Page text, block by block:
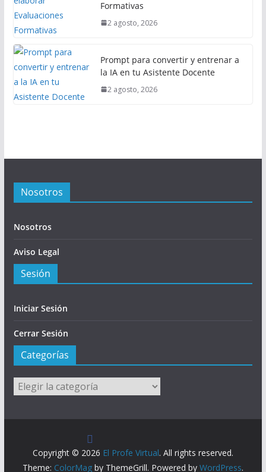
Formativas
2 agosto, 2026
Prompt para convertir y entrenar a
la IA en tu Asistente Docente
2 agosto, 2026
Nosotros
Nosotros
Aviso Legal
Sesión
Iniciar Sesión
Cerrar Sesión
Categorías
Categorías
Copyright © 2026 El Profe Virtual. All rights reserved.
Theme: ColorMagby ThemeGrill. Powered by WordPress.